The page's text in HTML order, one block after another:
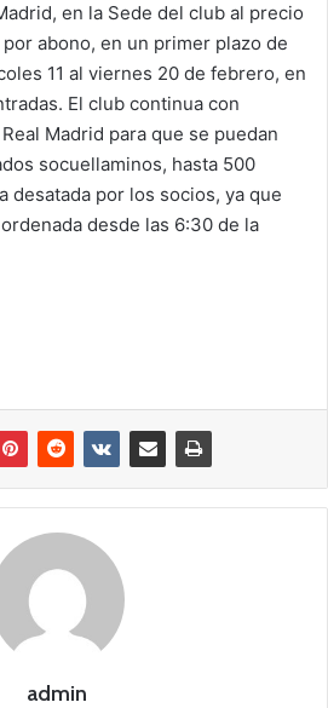
en la Sede del club al precio
abono, en un primer plazo de
11 al viernes 20 de febrero, en
El club continua con
Madrid para que se puedan
socuellaminos, hasta 500
desatada por los socios, ya que
desde las 6:30 de la
admin